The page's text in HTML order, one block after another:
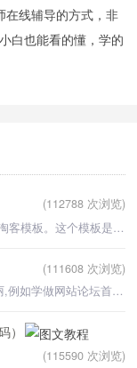
在线辅导的方式，非
白也能看的懂，学的
(112788 次浏览)
今天再次给大家分享一款自己仿的一个wordpress淘客模板。这个模板是我自己在别人模板的基础上进行二次开发
(111608 次浏览)
插件介绍在网站中插入幻灯片可以让网站更加绚丽,例如学做网站论坛首页顶部左侧就是一个幻灯片,这种方式是
）
(115590 次浏览)